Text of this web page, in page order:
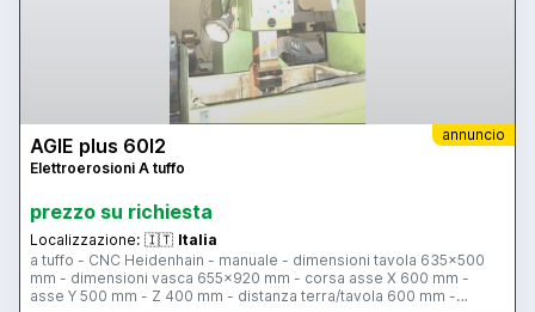
annuncio
AGIE plus 60l2
Elettroerosioni A tuffo
prezzo su richiesta
Localizzazione: 🇮🇹 Italia
a tuffo - CNC Heidenhain - manuale - dimensioni tavola 635x500
mm - dimensioni vasca 655x920 mm - corsa asse X 600 mm -
asse Y 500 mm - Z 400 mm - distanza terra/tavola 600 mm -